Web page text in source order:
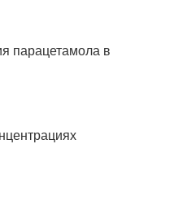
парацетамола в